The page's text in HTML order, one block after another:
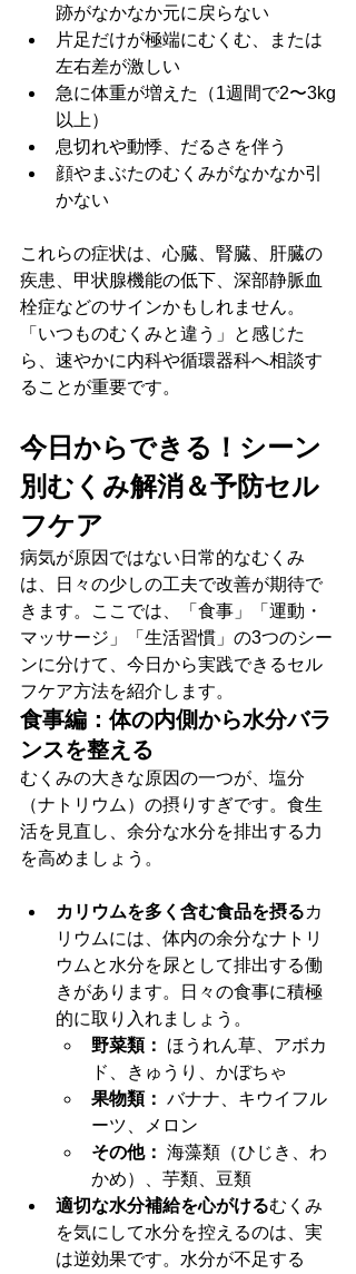
跡がなかなか元に戻らない
片足だけが極端にむくむ、または
左右差が激しい
急に体重が増えた（1週間で2〜3kg
以上）
息切れや動悸、だるさを伴う
顔やまぶたのむくみがなかなか引
かない
これらの症状は、心臓、腎臓、肝臓の
疾患、甲状腺機能の低下、深部静脈血
栓症などのサインかもしれません。
「いつものむくみと違う」と感じた
ら、速やかに内科や循環器科へ相談す
ることが重要です。
今日からできる！シーン
別むくみ解消＆予防セル
フケア
病気が原因ではない日常的なむくみ
は、日々の少しの工夫で改善が期待で
きます。ここでは、「食事」「運動・
マッサージ」「生活習慣」の3つのシー
ンに分けて、今日から実践できるセル
フケア方法を紹介します。
食事編：体の内側から水分バラ
ンスを整える
むくみの大きな原因の一つが、塩分
（ナトリウム）の摂りすぎです。食生
活を見直し、余分な水分を排出する力
を高めましょう。
カリウムを多く含む食品を摂るカ
リウムには、体内の余分なナトリ
ウムと水分を尿として排出する働
きがあります。日々の食事に積極
的に取り入れましょう。
野菜類：
ほうれん草、アボカ
ド、きゅうり、かぼちゃ
果物類： バナナ、キウイフル
ーツ、メロン
その他： 海藻類（ひじき、わ
かめ）、芋類、豆類
適切な水分補給を心がけるむくみ
を気にして水分を控えるのは、実
は逆効果です。水分が不足する